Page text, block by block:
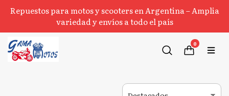
Repuestos para motos y scooters en Argentina – Amplia
variedad y envíos a todo el país
0